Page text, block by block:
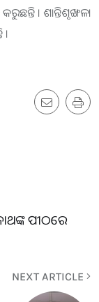
। ଶାନ୍ତିଶୃଙ୍ଖଳା
ପୀଠରେ
NEXT ARTICLE